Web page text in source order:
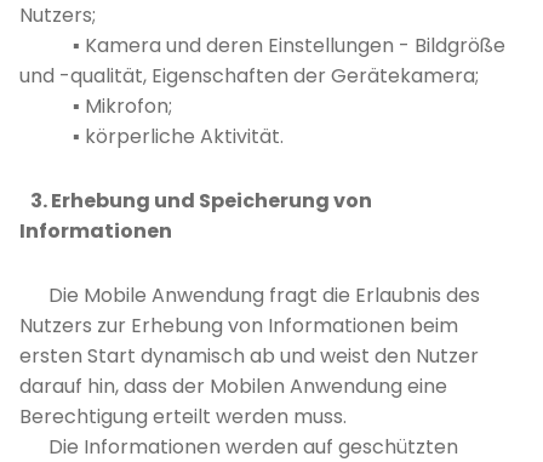
Nutzers;
▪ Kamera und deren Einstellungen - Bildgröße
und -qualität, Eigenschaften der Gerätekamera;
▪ Mikrofon;
▪ körperliche Aktivität.
3. Erhebung und Speicherung von
Informationen
Die Mobile Anwendung fragt die Erlaubnis des
Nutzers zur Erhebung von Informationen beim
ersten Start dynamisch ab und weist den Nutzer
darauf hin, dass der Mobilen Anwendung eine
Berechtigung erteilt werden muss.
Die Informationen werden auf geschützten